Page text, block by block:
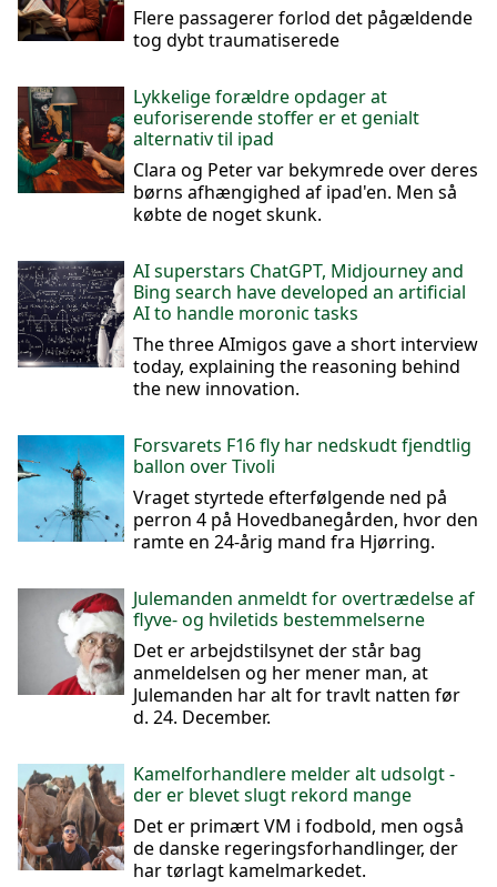
Flere passagerer forlod det pågældende
tog dybt traumatiserede
Lykkelige forældre opdager at
euforiserende stoffer er et genialt
alternativ til ipad
Clara og Peter var bekymrede over deres
børns afhængighed af ipad'en. Men så
købte de noget skunk.
AI superstars ChatGPT, Midjourney and
Bing search have developed an artificial
AI to handle moronic tasks
The three AImigos gave a short interview
today, explaining the reasoning behind
the new innovation.
Forsvarets F16 fly har nedskudt fjendtlig
ballon over Tivoli
Vraget styrtede efterfølgende ned på
perron 4 på Hovedbanegården, hvor den
ramte en 24-årig mand fra Hjørring.
Julemanden anmeldt for overtrædelse af
flyve- og hviletids bestemmelserne
Det er arbejdstilsynet der står bag
anmeldelsen og her mener man, at
Julemanden har alt for travlt natten før
d. 24. December.
Kamelforhandlere melder alt udsolgt -
der er blevet slugt rekord mange
Det er primært VM i fodbold, men også
de danske regeringsforhandlinger, der
har tørlagt kamelmarkedet.